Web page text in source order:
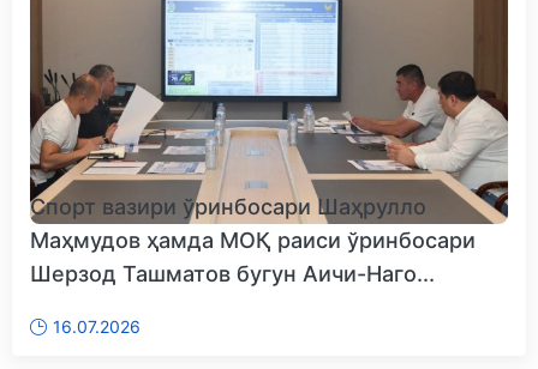
Спорт вазири ўринбосари Шаҳрулло
Маҳмудов ҳамда МОҚ раиси ўринбосари
Шерзод Ташматов бугун Аичи-Наго...
16.07.2026